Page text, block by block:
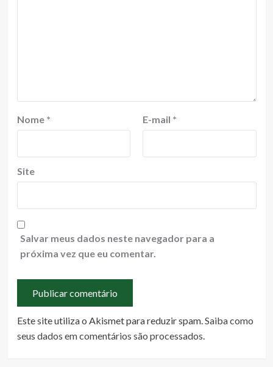
Nome * E-mail *
Site
Salvar meus dados neste navegador para a
próxima vez que eu comentar.
Este site utiliza o Akismet para reduzir spam.Saiba como
seus dados em comentários são processados.